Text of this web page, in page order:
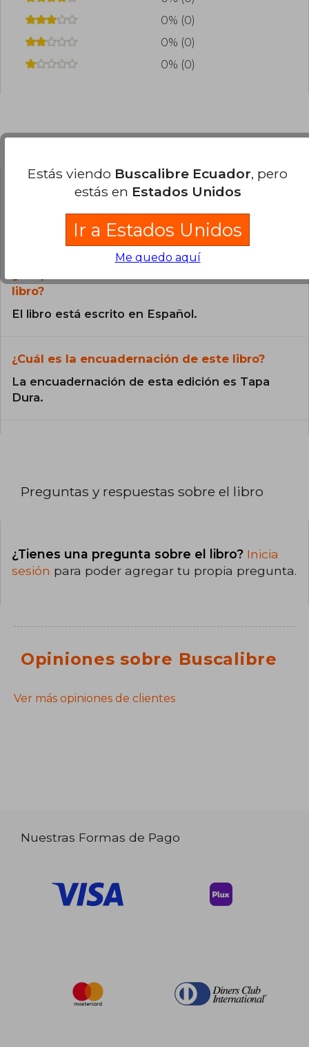
0% (0)
0% (0)
0% (0)
¿El libro es original?
Todos los libros de nuestro
catálogo son Originales.
libro?
El libro está escrito en Español.
¿Cuál es la encuadernación de este libro?
La encuadernación de esta edición es Tapa
Dura.
Preguntas y respuestas sobre el libro
¿Tienes una pregunta sobre el libro? Inicia
sesión para poder agregar tu propia pregunta.
Opiniones sobre Buscalibre
Ver más opiniones de clientes
Nuestras Formas de Pago
Estás viendo Buscalibre Ecuador, pero
estás en Estados Unidos
Ir a Estados Unidos
Me quedo aquí